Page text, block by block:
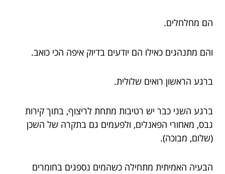
הם מחלחלים.
והם מתנהגים כאילו הם יודעים בדיוק איפה הכי כואב.
ברגע הראשון רואים שלולית.
ברגע השני כבר יש רטיבות מתחת לריצוף, בתוך קירות
גבס, מאחורי הפאנלים, ולפעמים גם בתקרה של השכן
(שלום, מבוכה).
הבעיה האמיתית מתחילה כשהמים נספגים בחומרים